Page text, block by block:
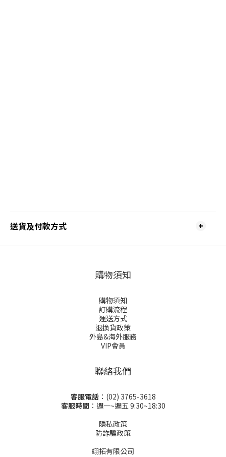
送貨及付款方式
購物須知
購物須知
訂購流程
運送方式
退換貨政策
外島&海外服務
VIP會員
聯絡我們
客服電話：(02) 3765-3618
客服時間 ：週一~週五 9:30~18:30
隱私政策
防詐騙政策
翊拓有限公司